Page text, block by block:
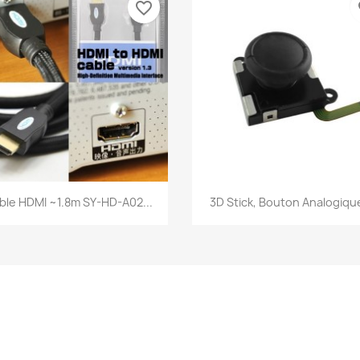
Aperçu rapide
HDMI ~1.8m SY-HD-A02...
favorite_border
 Aperçu rapide
3D Stick, Bouton